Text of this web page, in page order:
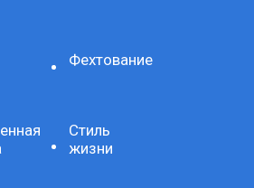
Фехтование
Стиль
жизни